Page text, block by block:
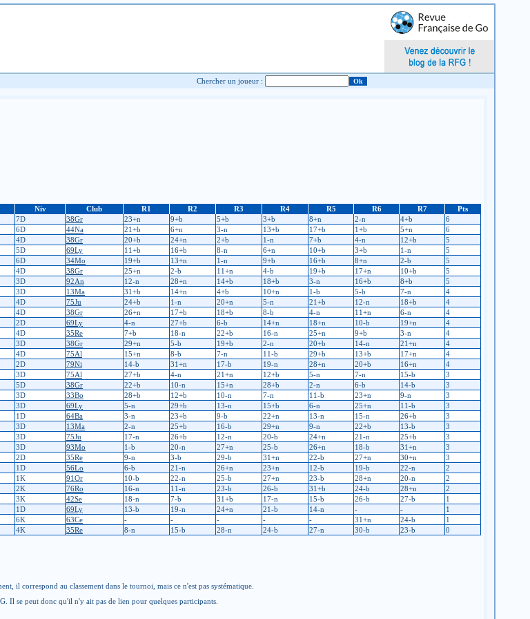
Chercher un joueur :
Niv Club R1 R2 R3 R4 R5 R6 R7
Pts
7D 38Gr 23+n 9+b 5+b 3+b 8+n 2-n 4+b
6
6D 44Na 21+b 6+n 3-n 13+b 17+b 1+b 5+n
6
4D 38Gr 20+b 24+n 2+b 1-n 7+b 4-n 12+b
5
5D 69Ly 11+b 16+b 8-n 6+n 10+b 3+b 1-n
5
6D 34Mo 19+b 13+n 1-n 9+b 16+b 8+n 2-b
5
4D 38Gr 25+n 2-b 11+n 4-b 19+b 17+n 10+b
5
3D 92An 12-n 28+n 14+b 18+b 3-n 16+b 8+b
5
3D 13Ma 31+b 14+n 4+b 10+n 1-b 5-b 7-n
4
4D 75Ju 24+b 1-n 20+n 5-n 21+b 12-n 18+b
4
4D 38Gr 26+n 17+b 18+b 8-b 4-n 11+n 6-n
4
2D 69Ly 4-n 27+b 6-b 14+n 18+n 10-b 19+n
4
4D 35Re 7+b 18-n 22+b 16-n 25+n 9+b 3-n
4
3D 38Gr 29+n 5-b 19+b 2-n 20+b 14-n 21+n
4
4D 75Al 15+n 8-b 7-n 11-b 29+b 13+b 17+n
4
2D 79Ni 14-b 31+n 17-b 19-n 28+n 20+b 16+n
4
3D 75Al 27+b 4-n 21+n 12+b 5-n 7-n 15-b
3
5D 38Gr 22+b 10-n 15+n 28+b 2-n 6-b 14-b
3
3D 33Bo 28+b 12+b 10-n 7-n 11-b 23+n 9-n
3
3D 69Ly 5-n 29+b 13-n 15+b 6-n 25+n 11-b
3
1D 64Ba 3-n 23+b 9-b 22+n 13-n 15-n 26+b
3
3D 13Ma 2-n 25+b 16-b 29+n 9-n 22+b 13-b
3
3D 75Ju 17-n 26+b 12-n 20-b 24+n 21-n 25+b
3
3D 93Mo 1-b 20-n 27+n 25-b 26+n 18-b 31+n
3
2D 35Re 9-n 3-b 29-b 31+n 22-b 27+n 30+n
3
1D 56Lo 6-b 21-n 26+n 23+n 12-b 19-b 22-n
2
1K 91Or 10-b 22-n 25-b 27+n 23-b 28+n 20-n
2
2K 76Ro 16-n 11-n 23-b 26-b 31+b 24-b 28+n
2
3K 42Se 18-n 7-b 31+b 17-n 15-b 26-b 27-b
1
1D 69Ly 13-b 19-n 24+n 21-b 14-n - -
1
6K 63Ce - - - - - 31+n 24-b
1
4K 35Re 8-n 15-b 28-n 24-b 27-n 30-b 23-b
0
il correspond au classement dans le tournoi, mais ce n'est pas systématique.
Il se peut donc qu'il n'y ait pas de lien pour quelques participants.